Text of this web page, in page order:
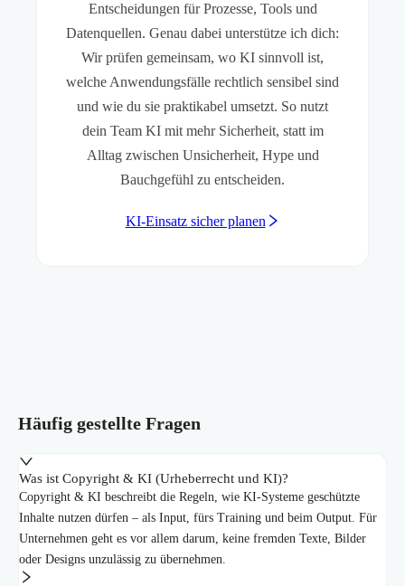
Entscheidungen für Prozesse, Tools und
Datenquellen. Genau dabei unterstütze ich dich:
Wir prüfen gemeinsam, wo KI sinnvoll ist,
welche Anwendungsfälle rechtlich sensibel sind
und wie du sie praktikabel umsetzt. So nutzt
dein Team KI mit mehr Sicherheit, statt im
Alltag zwischen Unsicherheit, Hype und
Bauchgefühl zu entscheiden.
KI-Einsatz sicher planen
Häufig gestellte Fragen
Was ist Copyright & KI (Urheberrecht und KI)?
Copyright & KI beschreibt die Regeln, wie KI-Systeme geschützte
Inhalte nutzen dürfen – als Input, fürs Training und beim Output. Für
Unternehmen geht es vor allem darum, keine fremden Texte, Bilder
oder Designs unzulässig zu übernehmen.